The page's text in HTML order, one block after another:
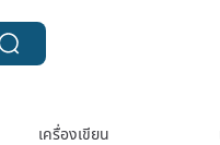
เครื่องเขียน